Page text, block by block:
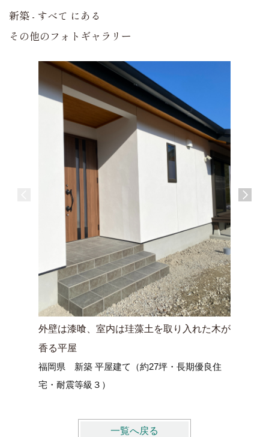
新築 - すべて にある
その他のフォトギャラリー
外壁は漆喰、室内は珪藻土を取り入れた木が
香る平屋
福岡県 新築 平屋建て（約27坪・長期優良住
宅・耐震等級３）
一覧へ戻る